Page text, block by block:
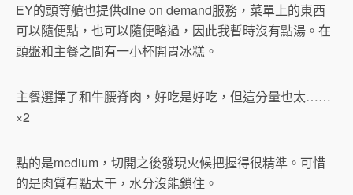
EY的頭等艙也提供dine on demand服務，菜單上的東西
可以隨便點，也可以隨便略過，因此我暫時沒有點湯。在
頭盤和主餐之間有一小杯開胃冰糕。
主餐選擇了和牛腰脊肉，好吃是好吃，但這分量也太……
×2
點的是medium，切開之後發現火候把握得很精準。可惜
的是肉質有點太干，水分沒能鎖住。